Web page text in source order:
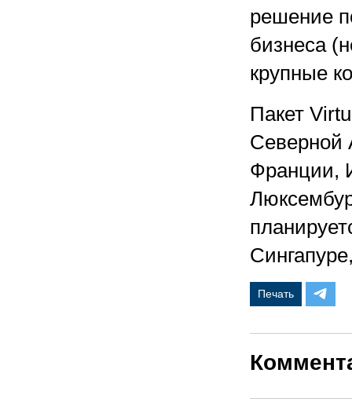
решение
бизнеса
крупные
Пакет
Северной
Франции,
Печать